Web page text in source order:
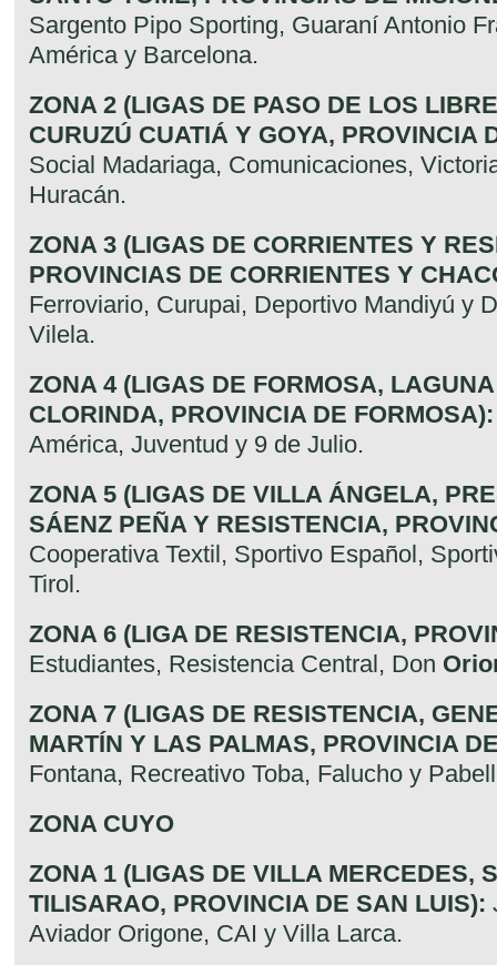
Sargento Pipo Sporting, Guaraní Antonio
América y Barcelona.
ZONA 2 (LIGAS DE PASO DE LOS
CURUZÚ CUATIÁ Y GOYA, PROVINCIA
Social Madariaga, Comunicaciones,
Huracán.
ZONA 3 (LIGAS DE CORRIENTES Y
PROVINCIAS DE CORRIENTES Y
Ferroviario, Curupai, Deportivo Mandiyú y
Vilela.
ZONA 4 (LIGAS DE FORMOSA,
CLORINDA, PROVINCIA DE FORMOSA):
América, Juventud y 9 de Julio.
ZONA 5 (LIGAS DE VILLA ÁNGELA,
SÁENZ PEÑA Y RESISTENCIA,
Cooperativa Textil, Sportivo Español,
Tirol.
ZONA 6 (LIGA DE RESISTENCIA,
Estudiantes, Resistencia Central, Don
ZONA 7 (LIGAS DE RESISTENCIA,
MARTÍN Y LAS PALMAS, PROVINCIA
Fontana, Recreativo Toba, Falucho y
ZONA CUYO
ZONA 1 (LIGAS DE VILLA MERCEDES,
TILISARAO, PROVINCIA DE SAN LUIS):
Aviador Origone, CAI y Villa Larca.